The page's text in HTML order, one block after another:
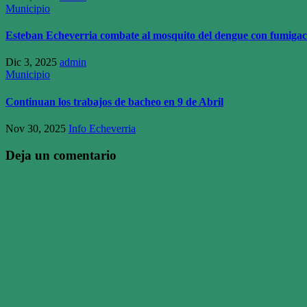
Municipio
Esteban Echeverria combate al mosquito del dengue con
Dic 3, 2025 admin
Municipio
Continuan los trabajos de bacheo en 9 de Abril
Nov 30, 2025 Info Echeverria
Deja un comentario